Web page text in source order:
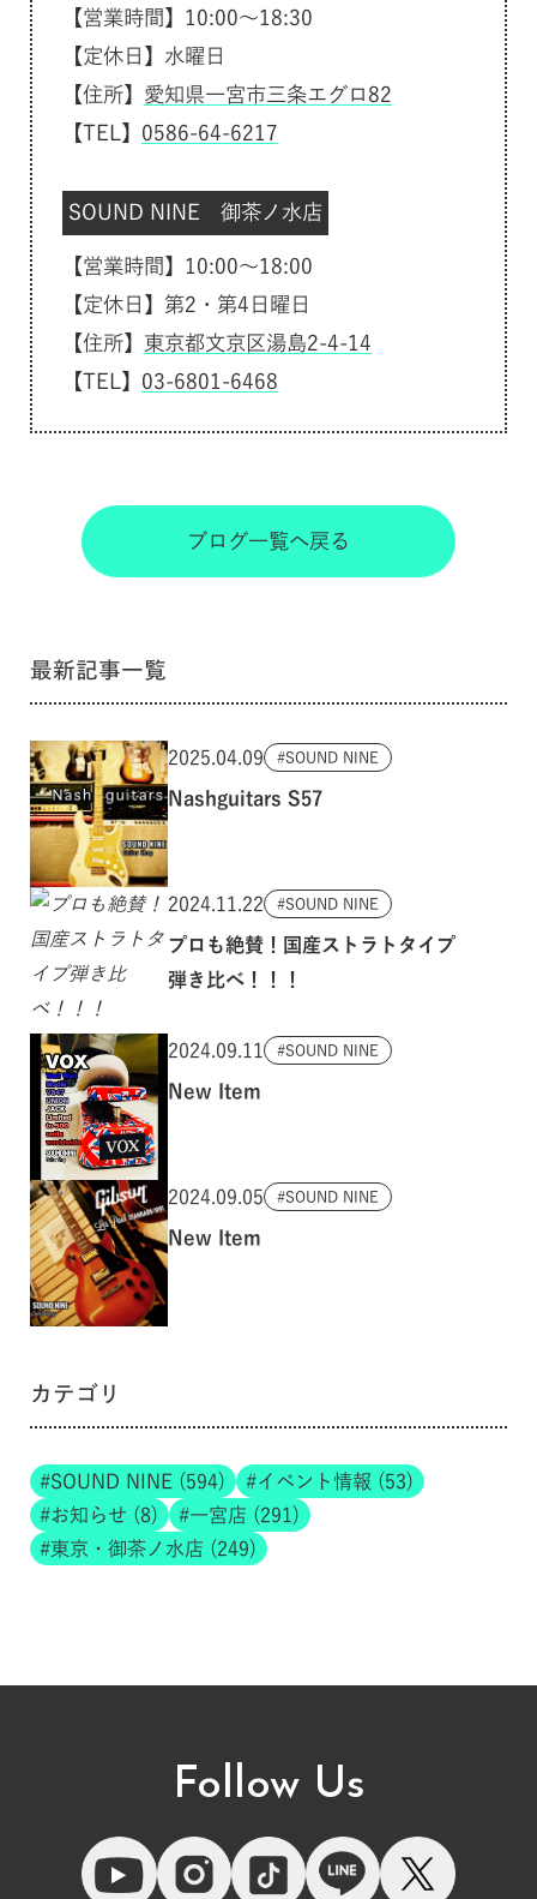
【営業時間】10:00～18:30
【定休日】水曜日
【住所】 愛知県一宮市三条エグロ82
【TEL】 0586-64-6217
SOUND NINE 御茶ノ水店
【営業時間】10:00～18:00
【定休日】第2・第4日曜日
【住所】 東京都文京区湯島2-4-14
【TEL】 03-6801-6468
ブログ一覧へ戻る
最新記事一覧
2025.04.09 SOUND NINE
Nashguitars S57
2024.11.22 SOUND NINE
プロも絶賛！国産ストラトタイプ
弾き比べ！！！
2024.09.11 SOUND NINE
New Item
2024.09.05 SOUND NINE
New Item
カテゴリ
SOUND NINE (594)
イベント情報 (53)
お知らせ (8)
一宮店 (291)
東京・御茶ノ水店 (249)
Follow Us